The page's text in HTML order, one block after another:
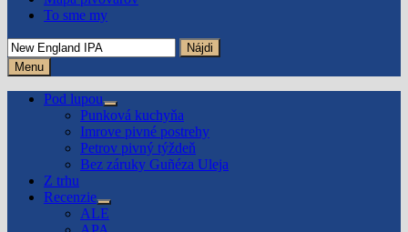
To sme my
Hľadať:
Menu
Pod lupou
Show
sub
menu
Punková kuchyňa
Imrove pivné postrehy
Petrov pivný týždeň
Bez záruky Guñéza Uleja
Z trhu
Recenzie
Show
sub
ALE